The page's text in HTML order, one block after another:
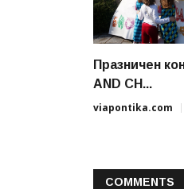
Празничен
AND CH...
viapontika.com
COMMENTS